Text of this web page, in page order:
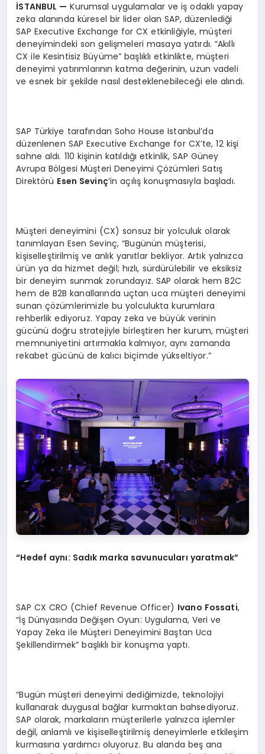
İSTANBUL — Kurumsal uygulamalar ve iş odaklı yapay
zeka alanında küresel bir lider olan SAP, düzenlediği
SAP Executive Exchange for CX etkinliğiyle, müşteri
deneyimindeki son gelişmeleri masaya yatırdı. “Akıllı
CX ile Kesintisiz Büyüme” başlıklı etkinlikte, müşteri
deneyimi yatırımlarının katma değerinin, uzun vadeli
ve esnek bir şekilde nasıl desteklenebileceği ele alındı.
SAP Türkiye tarafından Soho House Istanbul’da
düzenlenen SAP Executive Exchange for CX’te, 12 kişi
sahne aldı. 110 kişinin katıldığı etkinlik, SAP Güney
Avrupa Bölgesi Müşteri Deneyimi Çözümleri Satış
Direktörü Esen Sevinç’in açılış konuşmasıyla başladı.
Müşteri deneyimini (CX) sonsuz bir yolculuk olarak
tanımlayan Esen Sevinç, “Bugünün müşterisi,
kişiselleştirilmiş ve anlık yanıtlar bekliyor. Artık yalnızca
ürün ya da hizmet değil; hızlı, sürdürülebilir ve eksiksiz
bir deneyim sunmak zorundayız. SAP olarak hem B2C
hem de B2B kanallarında uçtan uca müşteri deneyimi
sunan çözümlerimizle bu yolculukta kurumlara
rehberlik ediyoruz. Yapay zeka ve büyük verinin
gücünü doğru stratejiyle birleştiren her kurum, müşteri
memnuniyetini artırmakla kalmıyor, aynı zamanda
rekabet gücünü de kalıcı biçimde yükseltiyor.”
“Hedef aynı: Sadık marka savunucuları yaratmak”
SAP CX CRO (Chief Revenue Officer) Ivano Fossati,
“İş Dünyasında Değişen Oyun: Uygulama, Veri ve
Yapay Zeka ile Müşteri Deneyimini Baştan Uca
Şekillendirmek” başlıklı bir konuşma yaptı.
“Bugün müşteri deneyimi dediğimizde, teknolojiyi
kullanarak duygusal bağlar kurmaktan bahsediyoruz.
SAP olarak, markaların müşterilerle yalnızca işlemler
değil, anlamlı ve kişiselleştirilmiş deneyimlerle etkileşim
kurmasına yardımcı oluyoruz. Bu alanda beş ana